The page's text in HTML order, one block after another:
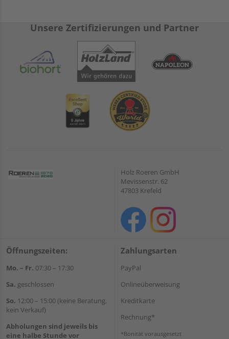
Unsere Zertifizierungen und Partner
Holz Roeren GmbH
Mevissenstr. 62
47803 Krefeld
Öffnungszeiten:
Mo. – Fr. 07:30 – 17:30
Sa. geschlossen
So. 12:00 – 15:00 (keine Beratung,
kein Verkauf)
Abholungen sind jeweils bis
eine halbe Stunde vor
Zahlungsarten
PayPal
Onlineüberweisung
Kreditkarte
Rechnung*
*Bonität vorausgesetzt